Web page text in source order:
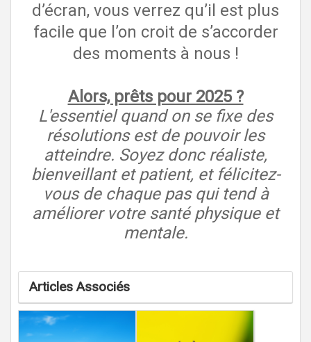
d’écran, vous verrez qu’il est plus
facile que l’on croit de s’accorder
des moments à nous !
Alors, prêts pour 2025 ?
L'essentiel quand on se fixe des
résolutions est de pouvoir les
atteindre. Soyez donc réaliste,
bienveillant et patient, et félicitez-
vous de chaque pas qui tend à
améliorer votre santé physique et
mentale.
Articles Associés